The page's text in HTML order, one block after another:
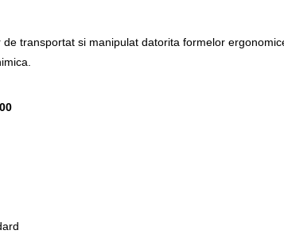
de transportat si manipulat datorita formelor